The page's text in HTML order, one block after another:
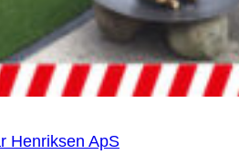
Henriksen ApS